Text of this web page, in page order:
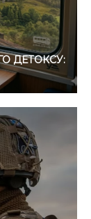
ДЕТОКСУ: